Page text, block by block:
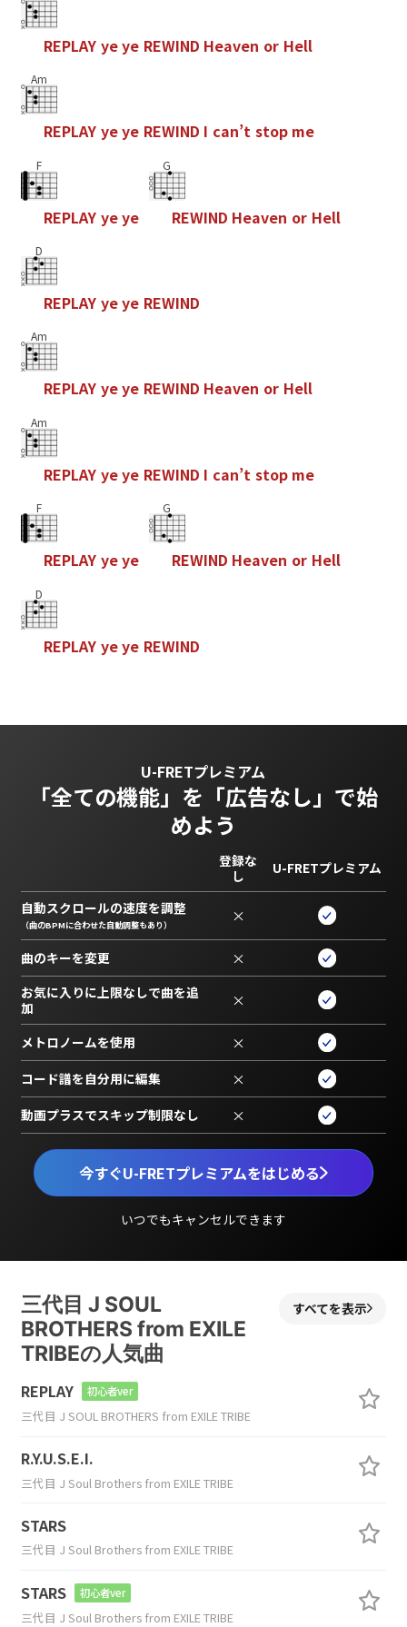
REPLAY yeye REWIND Heaven or Hell
Am
REPLAY yeye REWIND I can’t stop me
F
REPLAY yeye
G
REWIND Heaven or Hell
D
REPLAY yeye REWIND
Am
REPLAY yeye REWIND Heaven or Hell
Am
REPLAY yeye REWIND I can’t stop me
F
REPLAY yeye
G
REWIND Heaven or Hell
D
REPLAY yeye REWIND
U-FRETプレミアム
「全ての機能」を 「広告なし」で始
めよう
今すぐU-FRETプレミアムをはじめる
いつでもキャンセルできます
登録な
し
U-FRETプレミアム
自動スクロールの速度を調整
（曲のBPMに合わせた自動調整もあり） ×
曲のキーを変更 ×
お気に入りに上限なしで曲を追
加
×
メトロノームを使用 ×
コード譜を自分用に編集 ×
動画プラスでスキップ制限なし ×
三代目 J SOUL
BROTHERS from EXILE
TRIBEの人気曲
すべてを表示
REPLAY 初心者ver
三代目 J SOUL BROTHERS from EXILE TRIBE
R.Y.U.S.E.I.
三代目 J Soul Brothers from EXILE TRIBE
STARS
三代目 J Soul Brothers from EXILE TRIBE
STARS 初心者ver
三代目 J Soul Brothers from EXILE TRIBE